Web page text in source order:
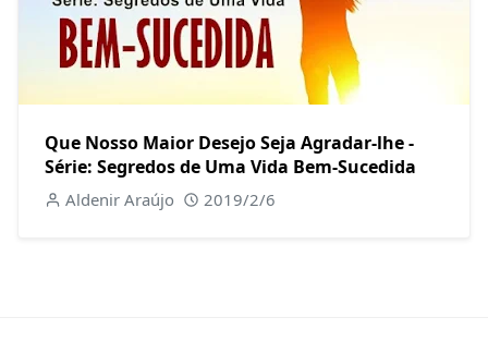
Que Nosso Maior Desejo Seja Agradar-lhe -
Série: Segredos de Uma Vida Bem-Sucedida
Aldenir Araújo 2019/2/6